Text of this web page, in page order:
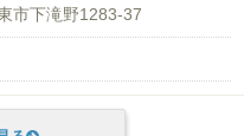
市下滝野1283-37